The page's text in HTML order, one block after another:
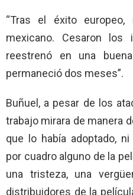
“Tras el éxito
mexicano. Cesaron
reestrenó en una
permaneció dos meses”.
Buñuel, a pesar de los
trabajo mirara de manera
que lo había adoptado,
por cuadro alguno de la
una tristeza, una
distribuidores de la